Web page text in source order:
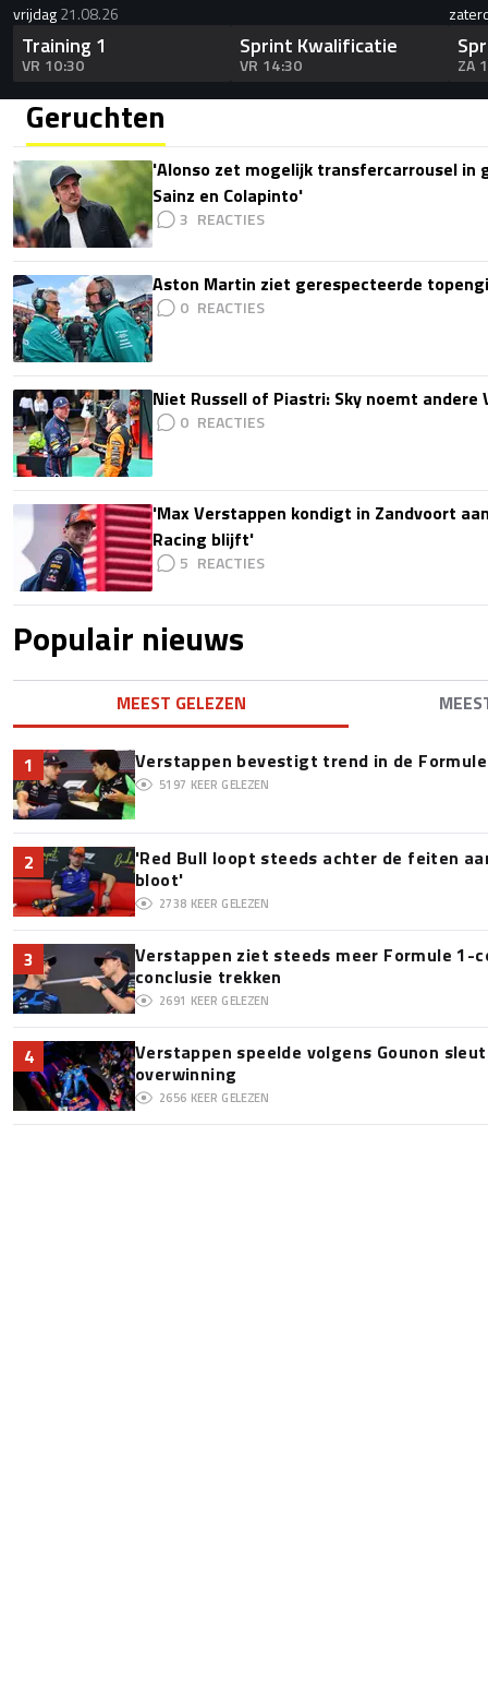
vrijdag21.08.26
Training 1
VR 10:30
Sprint Kwalificatie
VR 14:30 ZA
Geruchten
'Alonso zet mogelijk transfercarrousel in
Sainz en Colapinto'
3
Aston Martin ziet gerespecteerde
0
Niet Russell of Piastri: Sky noemt
0
'Max Verstappen kondigt in Zandvoort
Racing blijft'
5
Populair nieuws
MEEST GELEZEN
1 Verstappen bevestigt trend in de
5197 KEER GELEZEN
2
'Red Bull loopt steeds achter de feiten
bloot'
2738 KEER GELEZEN
3
Verstappen ziet steeds meer Formule 1-
conclusie trekken
2691 KEER GELEZEN
4
Verstappen speelde volgens Gounon
overwinning
2656 KEER GELEZEN